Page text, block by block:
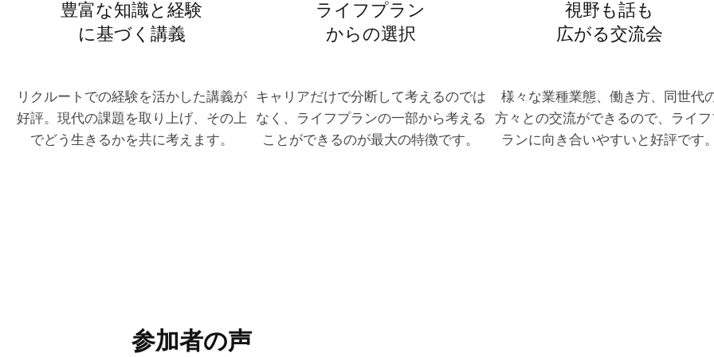
豊富な知識と経験
に基づく講義
リクルートでの経験を活かした講義が
好評。現代の課題を取り上げ、その上
でどう生きるかを共に考えます。
ライフプラン
からの選択
キャリアだけで分断して考えるのでは
なく、ライフプランの一部から考える
ことができるのが最大の特徴です。
視野も話も
広がる交流会
様々な業種業態、働き方、同世代
方々との交流ができるので、ライ
ランに向き合いやすいと好評です。
参加者の声